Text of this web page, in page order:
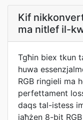
Kif
ma nitlef il-
Tgħin biex tkun
huwa
RGB ringieli ma
perfettament
daqs tal-istess
jaħżen 8-bit